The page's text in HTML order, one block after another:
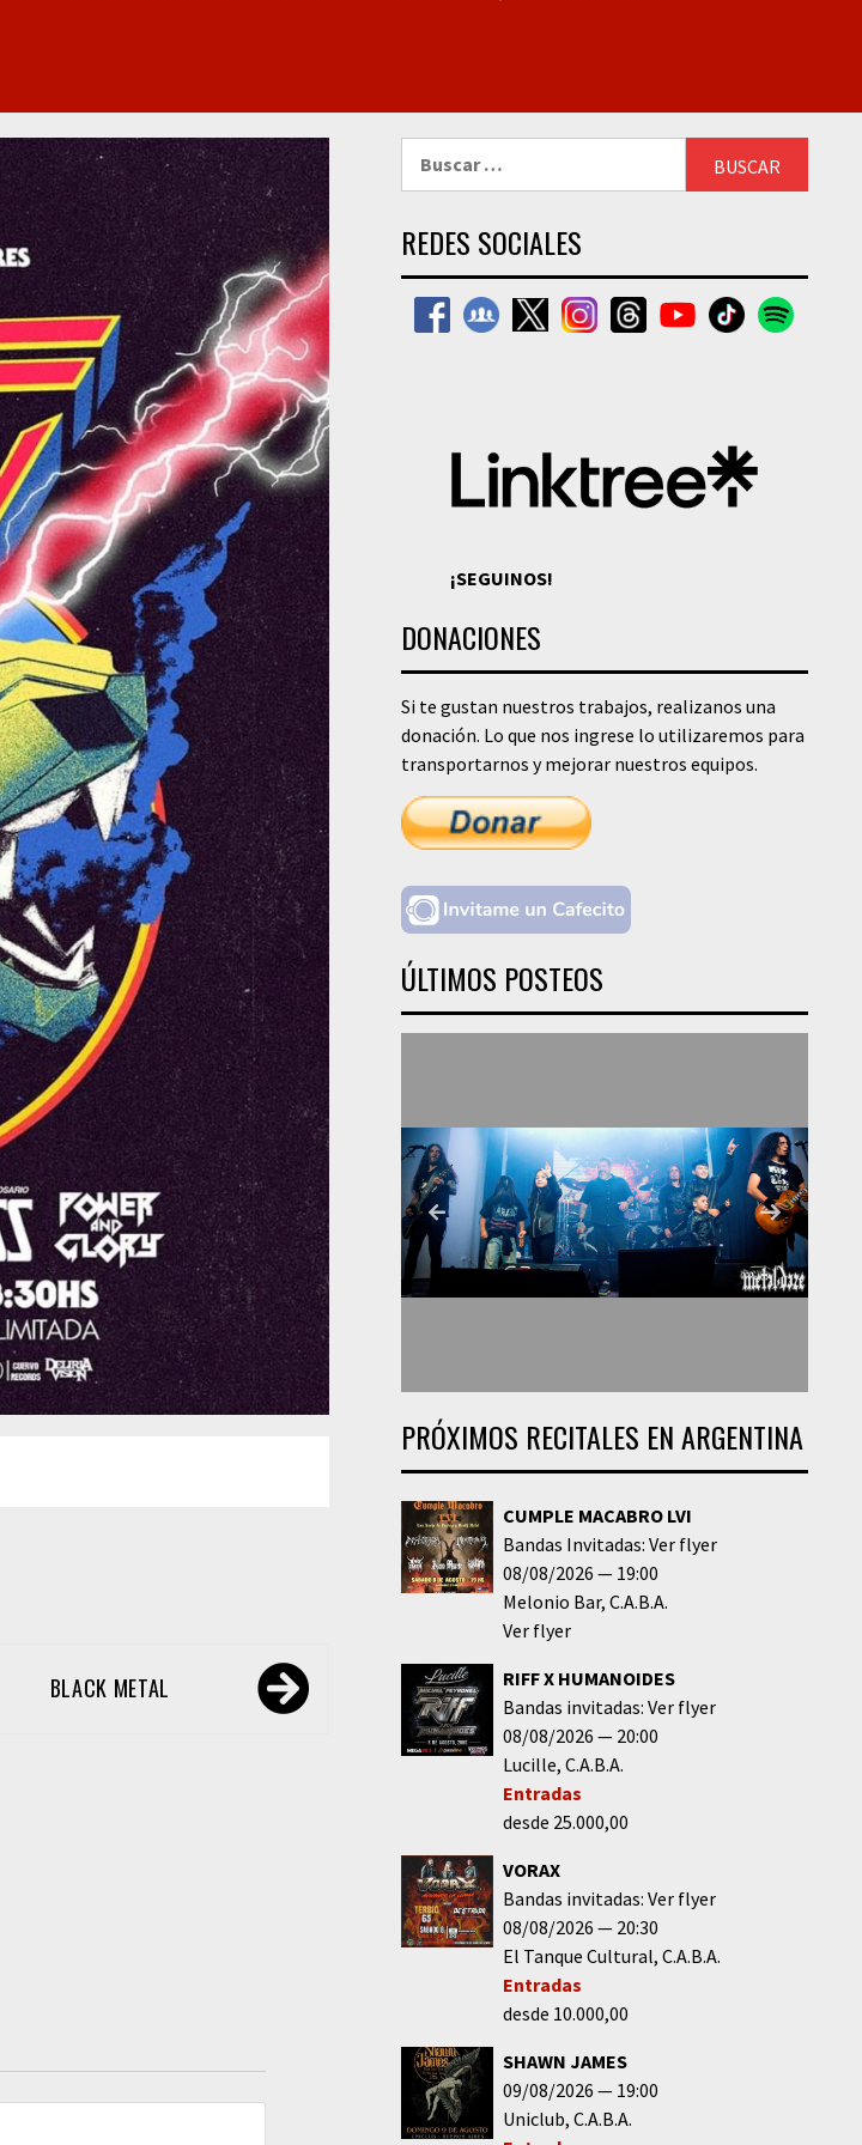
BLACK METAL
REDES SOCIALES
¡SEGUINOS!
DONACIONES
Si te gustan nuestros trabajos, realizanos una
donación. Lo que nos ingrese lo utilizaremos para
transportarnos y mejorar nuestros equipos.
ÚLTIMOS POSTEOS
PRÓXIMOS RECITALES EN ARGENTINA
CUMPLE MACABRO LVI
Bandas Invitadas: Ver flyer
08/08/2026
19:00
Melonio Bar C.A.B.A.
Ver flyer
RIFF X HUMANOIDES
Bandas invitadas: Ver flyer
08/08/2026
20:00
Lucille C.A.B.A.
Entradas
desde 25.000,00
VORAX
Bandas invitadas: Ver flyer
08/08/2026
20:30
El Tanque Cultural C.A.B.A.
Entradas
desde 10.000,00
SHAWN JAMES
09/08/2026
19:00
Uniclub C.A.B.A.